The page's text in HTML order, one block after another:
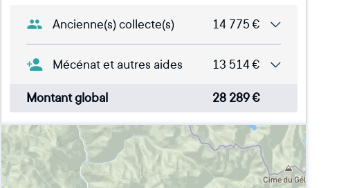
Ancienne(s) collecte(s) 14 775 €
Mécénat et autres aides 13 514€
Montant global 28 289€